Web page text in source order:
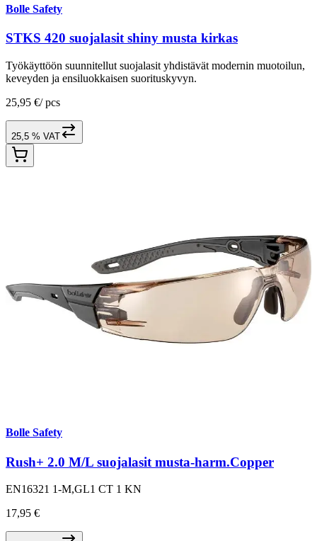
Bolle Safety
STKS 420 suojalasit shiny musta kirkas
Työkäyttöön suunnitellut suojalasit yhdistävät modernin muotoilun,
keveyden ja ensiluokkaisen suorituskyvyn.
25,95 €/ pcs
25,5 % VAT
Bolle Safety
Rush+ 2.0 M/L suojalasit musta-harm.Copper
EN16321 1-M,GL1 CT 1 KN
17,95 €